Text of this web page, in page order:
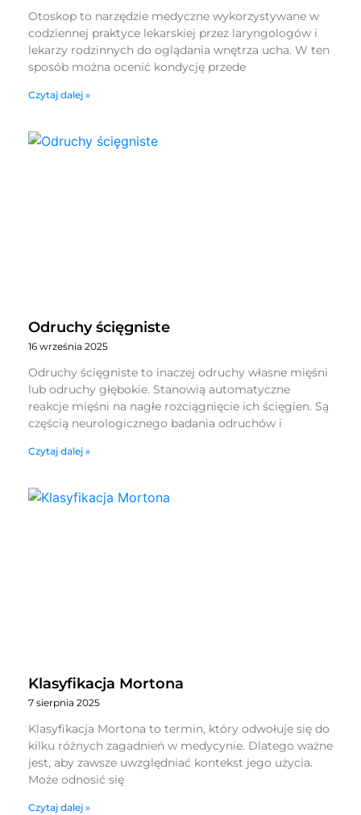
Otoskop to narzędzie medyczne wykorzystywane w
codziennej praktyce lekarskiej przez laryngologów i
lekarzy rodzinnych do oglądania wnętrza ucha. W ten
sposób można ocenić kondycję przede
Czytaj dalej »
Odruchy ścięgniste
16 września 2025
Odruchy ścięgniste to inaczej odruchy własne mięśni
lub odruchy głębokie. Stanowią automatyczne
reakcje mięśni na nagłe rozciągnięcie ich ścięgien. Są
częścią neurologicznego badania odruchów i
Czytaj dalej »
Klasyfikacja Mortona
7 sierpnia 2025
Klasyfikacja Mortona to termin, który odwołuje się do
kilku różnych zagadnień w medycynie. Dlatego ważne
jest, aby zawsze uwzględniać kontekst jego użycia.
Może odnosić się
Czytaj dalej »